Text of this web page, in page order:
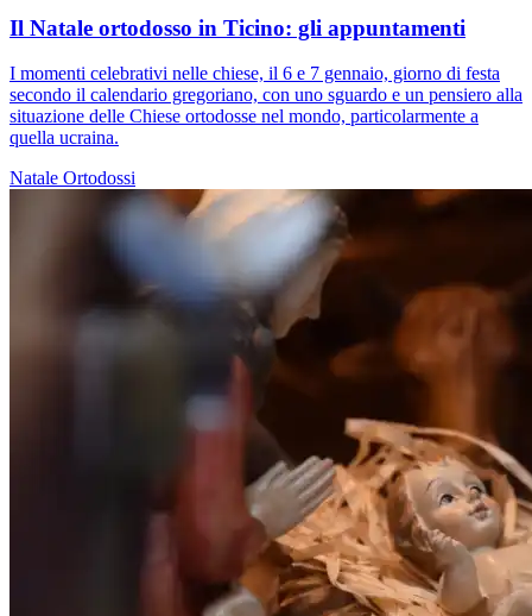
Il Natale ortodosso in Ticino: gli appuntamenti
I momenti celebrativi nelle chiese, il 6 e 7 gennaio, giorno di festa
secondo il calendario gregoriano, con uno sguardo e un pensiero alla
situazione delle Chiese ortodosse nel mondo, particolarmente a
quella ucraina.
Natale Ortodossi